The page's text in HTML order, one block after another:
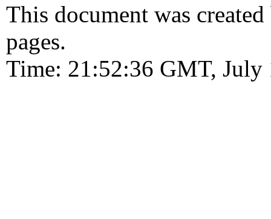
This document was
pages.
Time: 21:52:36 GMT, July